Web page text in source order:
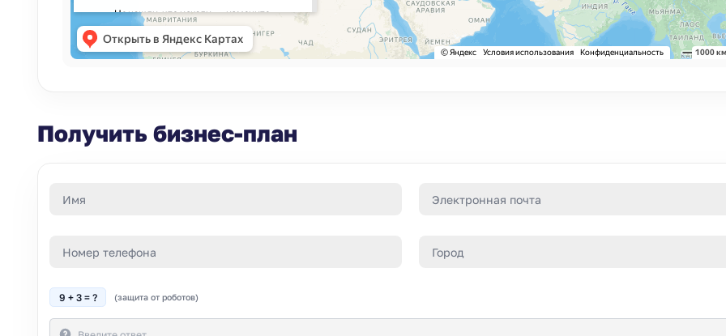
Получить бизнес-план
9 + 3 = ? (защита от роботов)